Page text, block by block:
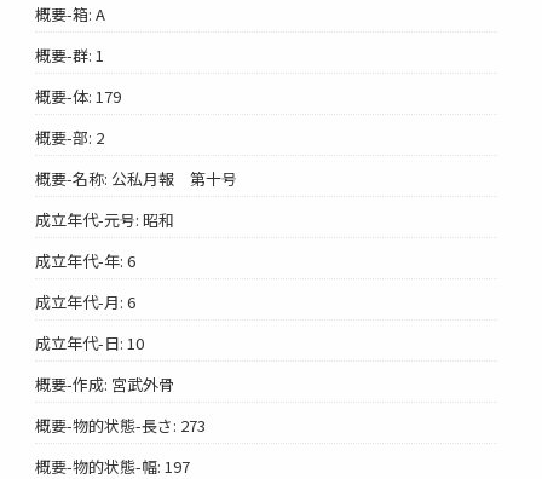
概要-箱: A
概要-群: 1
概要-体: 179
概要-部: 2
概要-名称: 公私月報 第十号
成立年代-元号: 昭和
成立年代-年: 6
成立年代-月: 6
成立年代-日: 10
概要-作成: 宮武外骨
概要-物的状態-長さ: 273
概要-物的状態-幅: 197